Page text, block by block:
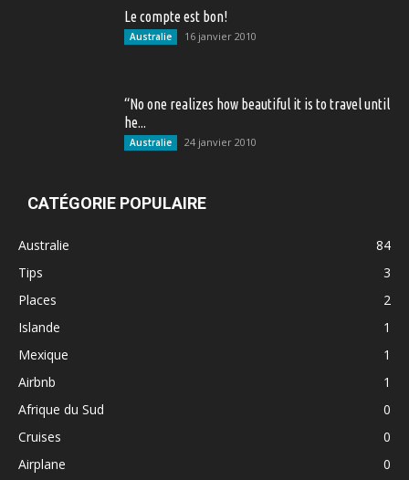
Le compte est bon!
Australie 16 janvier 2010
“No one realizes how beautiful it is to travel until
he...
Australie 24 janvier 2010
CATÉGORIE POPULAIRE
Australie
84
Tips
3
Places
2
Islande
1
Mexique
1
Airbnb
1
Afrique du Sud
0
Cruises
0
Airplane
0